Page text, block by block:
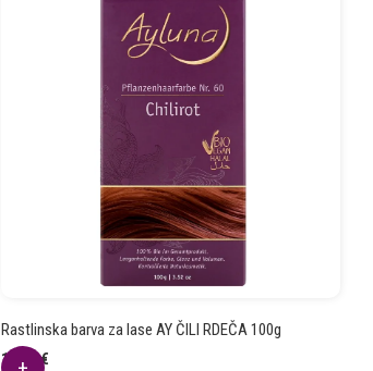
Rastlinska barva za lase AY ČILI RDEČA 100g
13.48€